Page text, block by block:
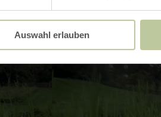
Auswahl erlauben